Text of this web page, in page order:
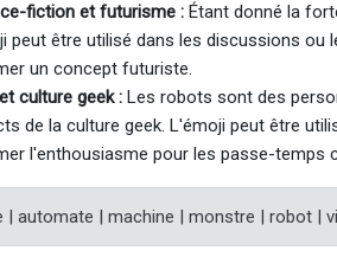
fiction et futurisme : Étant donné la
peut être utilisé dans les discussions ou
un concept futuriste.
culture geek : Les robots sont des
de la culture geek. L'émoji peut être
l'enthousiasme pour les passe-temps
| automate | machine | monstre | robot |